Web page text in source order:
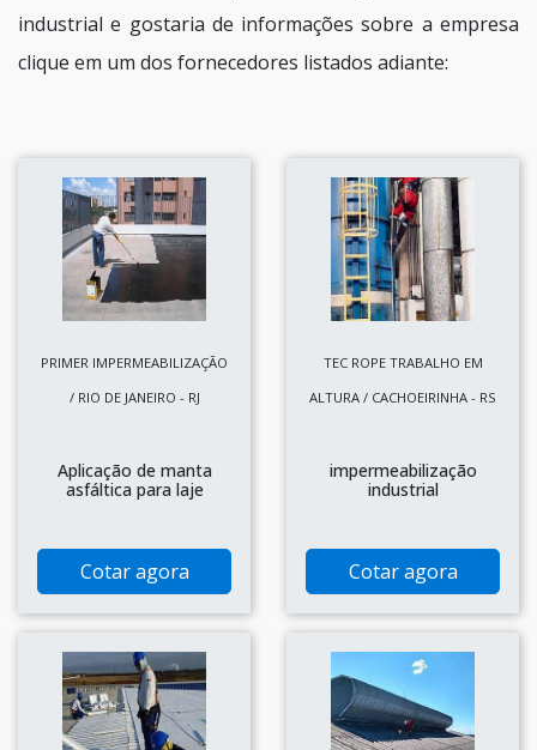
industrial e gostaria de informações sobre a empresa
clique em um dos fornecedores listados adiante:
PRIMER IMPERMEABILIZAÇÃO
/ RIO DE JANEIRO - RJ
Aplicação de manta
asfáltica para laje
Cotar agora
TEC ROPE TRABALHO EM
ALTURA / CACHOEIRINHA - RS
impermeabilização
industrial
Cotar agora